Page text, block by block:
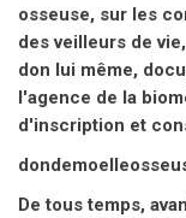
osseuse, sur les
des veilleurs de
don lui même,
l'agence de la
d'inscription et
De tous temps,